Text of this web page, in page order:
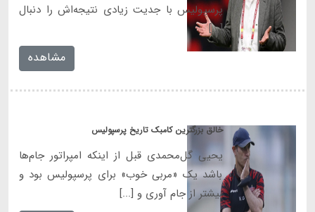
پرسپولیس با جدیت زیادی نتیجه‌اش را دنبال
[...]
مشاهده
خالق بزرگترین کامبک تاریخ پرسپولیس
یحیی گل‌محمدی قبل از اینکه امپراتور جام‌ها
باشد یک «مربی خوب» برای پرسپولیس بود و
بیشتر از جام آوری و [...]